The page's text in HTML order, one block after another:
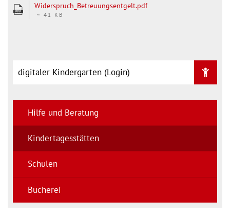
Widerspruch_Betreuungsentgelt.pdf
~ 41 KB
digitaler Kindergarten (Login)
Hilfe und Beratung
Kindertagesstätten
Schulen
Bücherei